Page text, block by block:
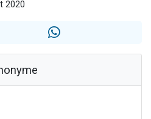
places pour étudier en groupe sur Zoom
donner son Maasser
viennent de faire un don pour Événements Torah-Box
2020